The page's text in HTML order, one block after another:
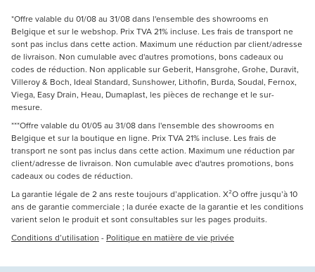
*Offre valable du 01/08 au 31/08 dans l'ensemble des showrooms en
Belgique et sur le webshop. Prix TVA 21% incluse. Les frais de transport ne
sont pas inclus dans cette action. Maximum une réduction par client/adresse
de livraison. Non cumulable avec d'autres promotions, bons cadeaux ou
codes de réduction. Non applicable sur Geberit, Hansgrohe, Grohe, Duravit,
Villeroy & Boch, Ideal Standard, Sunshower, Lithofin, Burda, Soudal, Fernox,
Viega, Easy Drain, Heau, Dumaplast, les pièces de rechange et le sur-
mesure.
***Offre valable du 01/05 au 31/08 dans l'ensemble des showrooms en
Belgique et sur la boutique en ligne. Prix TVA 21% incluse. Les frais de
transport ne sont pas inclus dans cette action. Maximum une réduction par
client/adresse de livraison. Non cumulable avec d'autres promotions, bons
cadeaux ou codes de réduction.
La garantie légale de 2 ans reste toujours d’application. X²O offre jusqu’à 10
ans de garantie commerciale ; la durée exacte de la garantie et les conditions
varient selon le produit et sont consultables sur les pages produits.
Conditions d’utilisation - Politique en matière de vie privée